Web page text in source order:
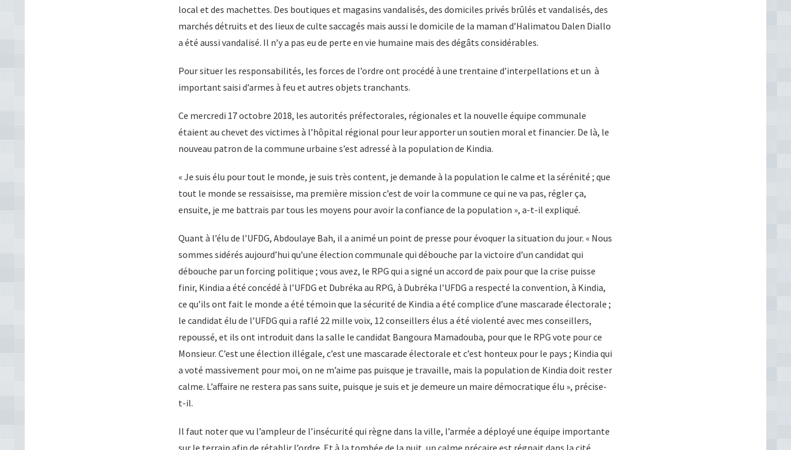
local et des machettes. Des boutiques et magasins vandalisés, des domiciles privés brûlés et vandalisés, des
marchés détruits et des lieux de culte saccagés mais aussi le domicile de la maman d’Halimatou Dalen Diallo
a été aussi vandalisé. Il n’y a pas eu de perte en vie humaine mais des dégâts considérables.
Pour situer les responsabilités, les forces de l’ordre ont procédé à une trentaine d’interpellations et un à
important saisi d’armes à feu et autres objets tranchants.
Ce mercredi 17 octobre 2018, les autorités préfectorales, régionales et la nouvelle équipe communale
étaient au chevet des victimes à l’hôpital régional pour leur apporter un soutien moral et financier. De là, le
nouveau patron de la commune urbaine s’est adressé à la population de Kindia.
« Je suis élu pour tout le monde, je suis très content, je demande à la population le calme et la sérénité ; que
tout le monde se ressaisisse, ma première mission c’est de voir la commune ce qui ne va pas, régler ça,
ensuite, je me battrais par tous les moyens pour avoir la confiance de la population », a-t-il expliqué.
Quant à l’élu de l’UFDG, Abdoulaye Bah, il a animé un point de presse pour évoquer la situation du jour. « Nous
sommes sidérés aujourd’hui qu’une élection communale qui débouche par la victoire d’un candidat qui
débouche par un forcing politique ; vous avez, le RPG qui a signé un accord de paix pour que la crise puisse
finir, Kindia a été concédé à l’UFDG et Dubréka au RPG, à Dubréka l’UFDG a respecté la convention, à Kindia,
ce qu’ils ont fait le monde a été témoin que la sécurité de Kindia a été complice d’une mascarade électorale ;
le candidat élu de l’UFDG qui a raflé 22 mille voix, 12 conseillers élus a été violenté avec mes conseillers,
repoussé, et ils ont introduit dans la salle le candidat Bangoura Mamadouba, pour que le RPG vote pour ce
Monsieur. C’est une élection illégale, c’est une mascarade électorale et c’est honteux pour le pays ; Kindia qui
a voté massivement pour moi, on ne m’aime pas puisque je travaille, mais la population de Kindia doit rester
calme. L’affaire ne restera pas sans suite, puisque je suis et je demeure un maire démocratique élu », précise-
t-il.
Il faut noter que vu l’ampleur de l’insécurité qui règne dans la ville, l’armée a déployé une équipe importante